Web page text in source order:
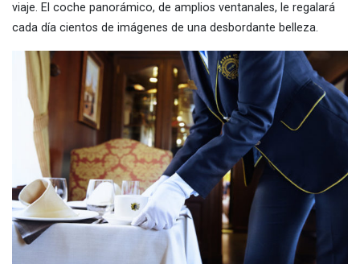
viaje. El coche panorámico, de amplios ventanales, le regalará
cada día cientos de imágenes de una desbordante belleza.